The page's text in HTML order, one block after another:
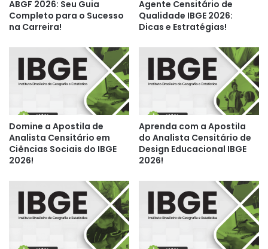
ABGF 2026: Seu Guia
Completo para o Sucesso
na Carreira!
Agente Censitário de
Qualidade IBGE 2026:
Dicas e Estratégias!
Domine a Apostila de
Analista Censitário em
Ciências Sociais do IBGE
2026!
Aprenda com a Apostila
do Analista Censitário de
Design Educacional IBGE
2026!